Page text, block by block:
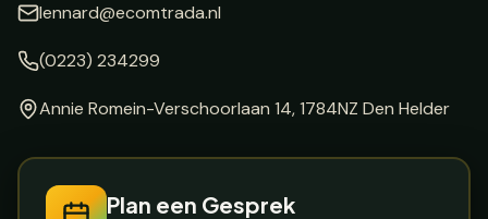
lennard@ecomtrada.nl
(0223) 234299
Annie Romein-Verschoorlaan 14, 1784NZ Den Helder
Plan een Gesprek